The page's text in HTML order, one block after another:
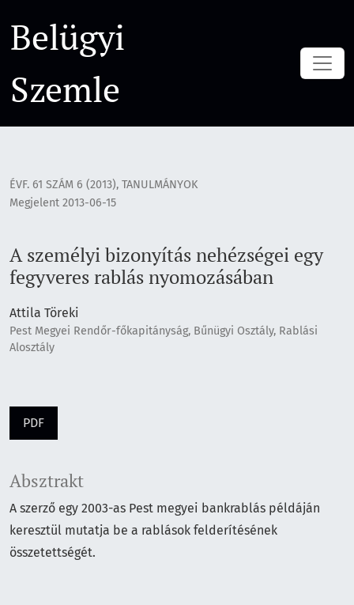
Belügyi
Szemle
ÉVF. 61 SZÁM 6 (2013), TANULMÁNYOK
A személyi bizonyítás nehézségei egy
fegyveres rablás nyomozásában
Megjelent 2013-06-15
Attila Töreki
Pest Megyei Rendőr-főkapitányság, Bűnügyi Osztály, Rablási
Alosztály
PDF
Absztrakt
A szerző egy 2003-as Pest megyei bankrablás példáján
keresztül mutatja be a rablások felderítésének
összetettségét.